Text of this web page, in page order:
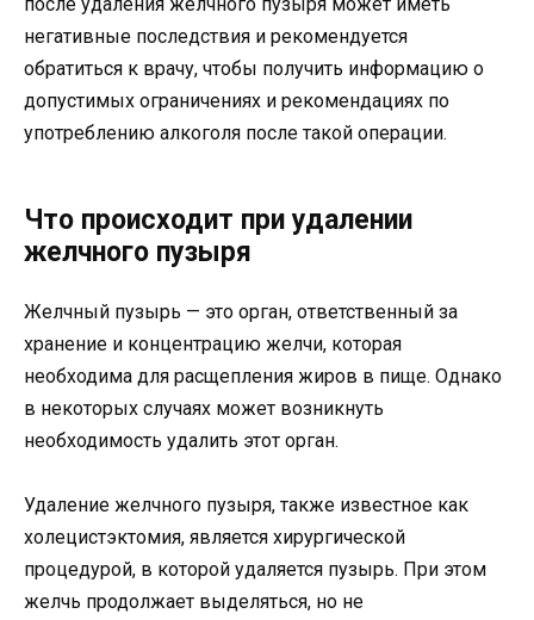
негативные последствия и рекомендуется
обратиться к врачу, чтобы получить информацию о
допустимых ограничениях и рекомендациях по
употреблению алкоголя после такой операции.
Что происходит при удалении
желчного пузыря
Желчный пузырь — это орган, ответственный за
хранение и концентрацию желчи, которая
необходима для расщепления жиров в пище. Однако
в некоторых случаях может возникнуть
необходимость удалить этот орган.
Удаление желчного пузыря, также известное как
холецистэктомия, является хирургической
процедурой, в которой удаляется пузырь. При этом
желчь продолжает выделяться, но не